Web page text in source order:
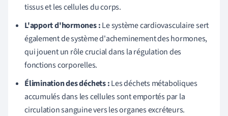
tissus et les cellules du corps.
L'apport d'hormones :Le système cardiovasculaire sert
également de système d'acheminement des hormones,
qui jouent un rôle crucial dans la régulation des
fonctions corporelles.
Élimination des déchets :Les déchets métaboliques
accumulés dans les cellules sont emportés par la
circulation sanguine vers les organes excréteurs.